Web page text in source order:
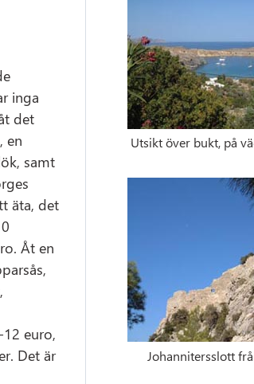
inga
det
en
samt
äta, det
Åt en
euro,
Det är
Utsikt över bukt, på
Johannitersslott